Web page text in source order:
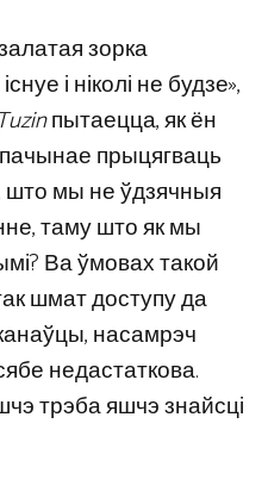
зорка
і ніколі не будзе»,
Tuzinпытаецца, як ён
прыцягваць
што мы не ўдзячныя
таму што як мы
Ва ўмовах такой
шмат доступу да
насамрэч
недастаткова.
трэба яшчэ знайсці